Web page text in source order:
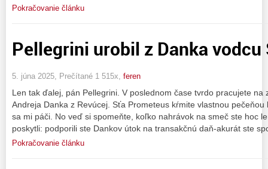
Pokračovanie článku
Pellegrini urobil z Danka vodcu
5. júna 2025, Prečítané 1 515x, feren
Len tak ďalej, pán Pellegrini. V poslednom čase tvrdo pracujete
Andreja Danka z Revúcej. Sťa Prometeus kŕmite vlastnou
sa mi páči. No veď si spomeňte, koľko nahrávok na smeč ste hoc
poskytli: podporili ste Dankov útok na transakčnú daň-akurát ste
Pokračovanie článku